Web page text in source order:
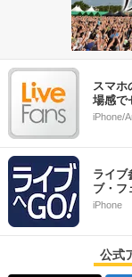
スマホ
場感で
iPhone/
ライブ
ブ・フ
iPhone
公式